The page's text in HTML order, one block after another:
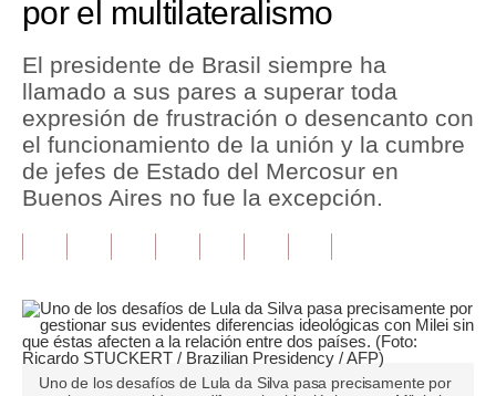
Política
Tu Dinero
Finanzas Personales
Opinión
Editorial
por el multilateralismo
El presidente de Brasil siempre ha
llamado a sus pares a superar toda
expresión de frustración o desencanto con
el funcionamiento de la unión y la cumbre
de jefes de Estado del Mercosur en
Buenos Aires no fue la excepción.
Uno de los desafíos de Lula da Silva pasa precisamente por